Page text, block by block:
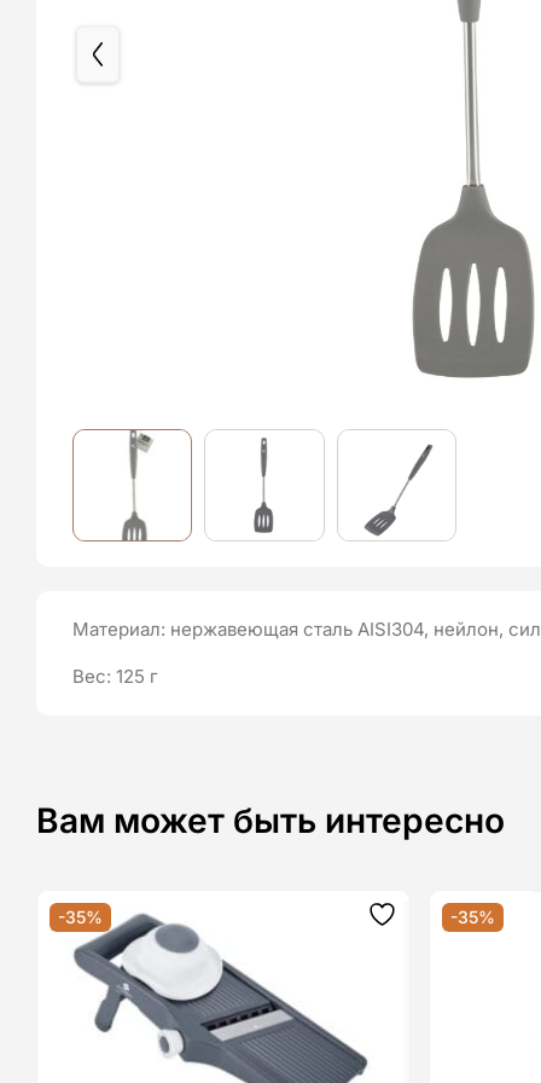
Материал: нержавеющая сталь AISI304, нейлон,
Вес: 125 г
Вам может быть интересно
-35%
Додати -35%